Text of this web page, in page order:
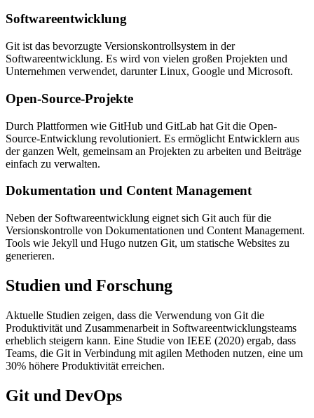
Softwareentwicklung
Git ist das bevorzugte Versionskontrollsystem in der
Softwareentwicklung. Es wird von vielen großen Projekten und
Unternehmen verwendet, darunter Linux, Google und Microsoft.
Open-Source-Projekte
Durch Plattformen wie GitHub und GitLab hat Git die Open-
Source-Entwicklung revolutioniert. Es ermöglicht Entwicklern aus
der ganzen Welt, gemeinsam an Projekten zu arbeiten und Beiträge
einfach zu verwalten.
Dokumentation und Content Management
Neben der Softwareentwicklung eignet sich Git auch für die
Versionskontrolle von Dokumentationen und Content Management.
Tools wie Jekyll und Hugo nutzen Git, um statische Websites zu
generieren.
Studien und Forschung
Aktuelle Studien zeigen, dass die Verwendung von Git die
Produktivität und Zusammenarbeit in Softwareentwicklungsteams
erheblich steigern kann. Eine Studie von IEEE (2020) ergab, dass
Teams, die Git in Verbindung mit agilen Methoden nutzen, eine um
30% höhere Produktivität erreichen.
Git und DevOps